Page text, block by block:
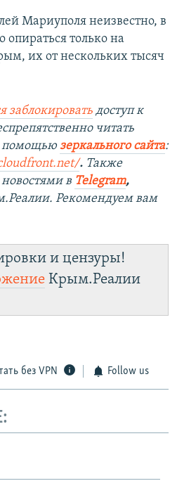
Мариуполя неизвестно, в
только на
их от нескольких тысяч
заблокировать доступ к
читать
помощью зеркального сайта:
. Также
в Telegram,
Рекомендуем вам
и цензуры!
Крым.Реалии
без VPN Follow us